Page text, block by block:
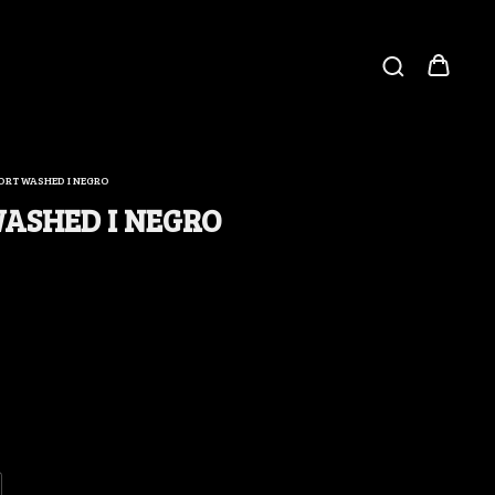
WASHED I NEGRO
I NEGRO